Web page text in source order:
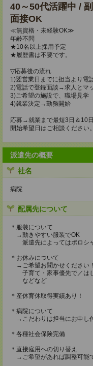
40～50代活躍中 /
面接OK
≪無資格・未経験OK≫
年齢不問
★10名以上採用予定
★履歴書は不要です。
▽応募後の流れ
1)翌営業日までに担当より電
2)電話で登録面談→求人とマ
3)ご希望の施設で、職場見学
4)就業決定→勤務開始
応募→就業まで最短3日＆10
開始希望日はご相談ください
派遣先の概要
社名
病院
配属先について
＊服装について
→動きやすい服装でOK
派遣先によってはポロシ
＊お休みについて
→ご希望お聞かせください！
子育て・家事優先で／は
などなど
＊産休育休取得実績あり！
＊病院について
→こだわりは担当にお申し
＊各種社会保険完備
＊直接雇用への切り替え
→ご希望があれば調整可能